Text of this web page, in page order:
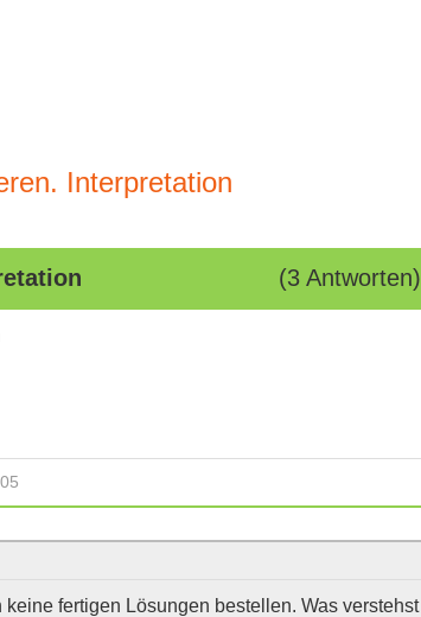
Interpretation
(3 Antworten)
fertigen Lösungen bestellen. Was verstehst